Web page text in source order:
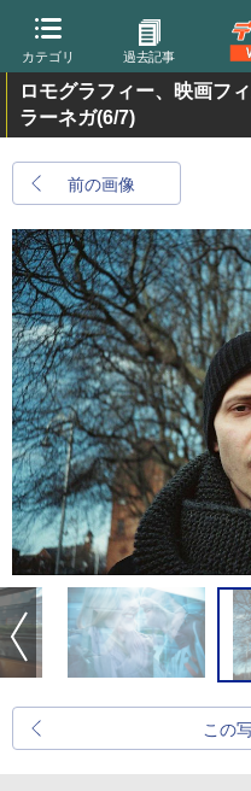
カテゴリ 過去記事
ロモグラフィー、映画フ
ラーネガ(6/7)
前の画像
この